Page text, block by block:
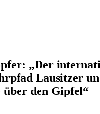
„Der
Lausitzer
über den Gipfel“